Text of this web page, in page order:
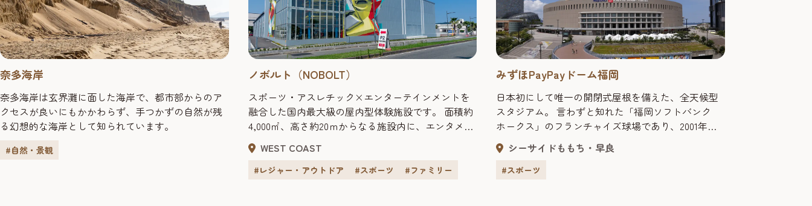
奈多海岸
奈多海岸は玄界灘に面した海岸で、都市部からのア
クセスが良いにもかかわらず、手つかずの自然が残
る幻想的な海岸として知られています。
#自然・景観
ノボルト（NOBOLT）
スポーツ・アスレチック×エンターテインメントを
融合した国内最大級の屋内型体験施設です。 面積約
4,000㎡、高さ約20ｍからなる施設内に、エンタメ性
あるデジタル技術を加えた、スポーツ・アスレチッ
クコンテンツなど16種のアトラクションを設置し、
遊び感覚で運動をすることが出来、ファミリー層や
WEST COAST
#レジャー・アウトドア #スポーツ #ファミリー
みずほPayPayドーム福岡
日本初にして唯一の開閉式屋根を備えた、全天候型
スタジアム。 言わずと知れた「福岡ソフトバンク
ホークス」のフランチャイズ球場であり、2001年の
シーズンでは、パリーグ史上初観客動員数300万人を
数えた。 【福岡ソフトバンクホークス】 1999年、
2000年と２年間連続リーグ優勝を成し遂げ、2001年
シーサイドももち・早良
#スポーツ